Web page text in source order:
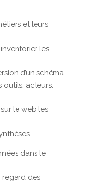
et leurs
les
d’un schéma
outils, acteurs,
le web les
dans le
regard des